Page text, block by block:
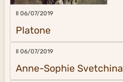
Il 06/07/2019
Platone
Il 06/07/2019
Anne-Sophie Svetchina